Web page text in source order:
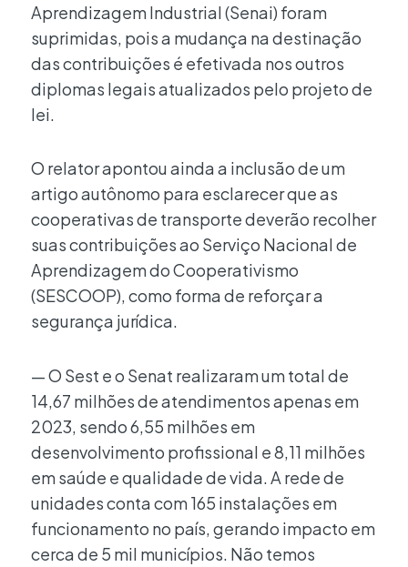
Aprendizagem Industrial (Senai) foram
suprimidas, pois a mudança na destinação
das contribuições é efetivada nos outros
diplomas legais atualizados pelo projeto de
lei.
O relator apontou ainda a inclusão de um
artigo autônomo para esclarecer que as
cooperativas de transporte deverão recolher
suas contribuições ao Serviço Nacional de
Aprendizagem do Cooperativismo
(SESCOOP), como forma de reforçar a
segurança jurídica.
— O Sest e o Senat realizaram um total de
14,67 milhões de atendimentos apenas em
2023, sendo 6,55 milhões em
desenvolvimento profissional e 8,11 milhões
em saúde e qualidade de vida. A rede de
unidades conta com 165 instalações em
funcionamento no país, gerando impacto em
cerca de 5 mil municípios. Não temos